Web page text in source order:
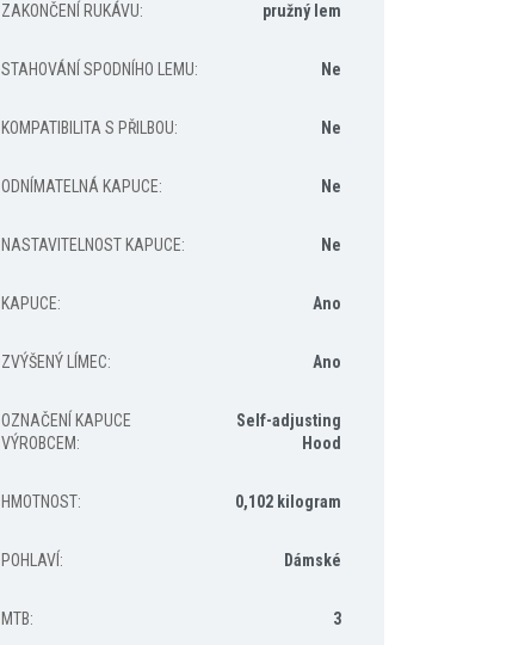
ZAKONČENÍ RUKÁVU: pružný lem
STAHOVÁNÍ SPODNÍHO LEMU: Ne
KOMPATIBILITA S PŘILBOU: Ne
ODNÍMATELNÁ KAPUCE: Ne
NASTAVITELNOST KAPUCE: Ne
KAPUCE: Ano
ZVÝŠENÝ LÍMEC: Ano
OZNAČENÍ KAPUCE
VÝROBCEM:
Self-adjusting
Hood
HMOTNOST: 0,102 kilogram
POHLAVÍ : Dámské
MTB: 3